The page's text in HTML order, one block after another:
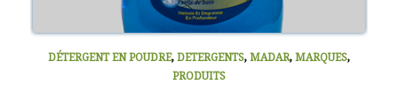
DÉTERGENT EN POUDRE, DETERGENTS, MADAR, MARQUES,
PRODUITS